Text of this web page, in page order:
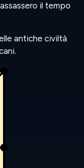
il tempo
antiche civiltà